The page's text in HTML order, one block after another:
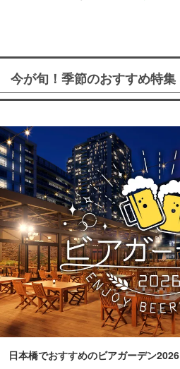
今が旬！季節のおすすめ特集
日本橋でおすすめのビアガーデン2026